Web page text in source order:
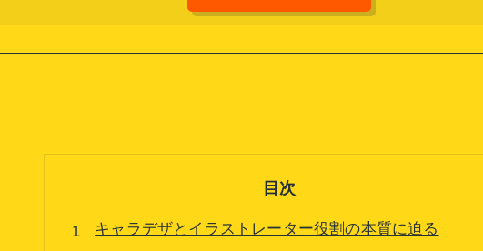
目次
キャラデザとイラストレーター役割の本質に迫る